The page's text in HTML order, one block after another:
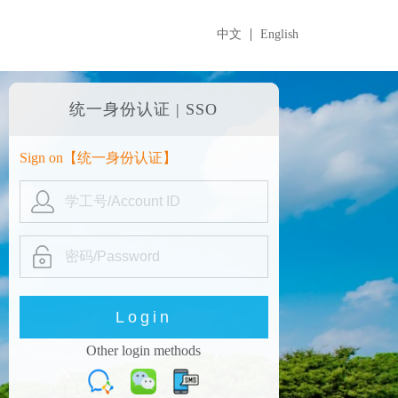
中文 English
统一身份认证 | SSO
Sign on【统一身份认证 】
Other login methods